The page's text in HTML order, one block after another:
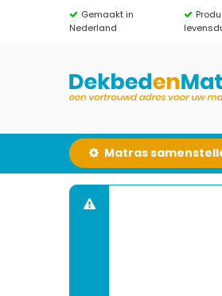
Gemaakt in
Nederland
Matras